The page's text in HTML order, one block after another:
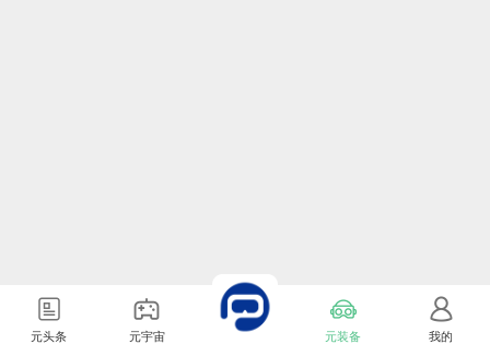
元头条 元宇宙 元装备 我的